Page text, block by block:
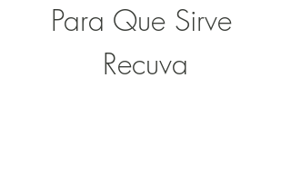
Para Que Sirve
Recuva